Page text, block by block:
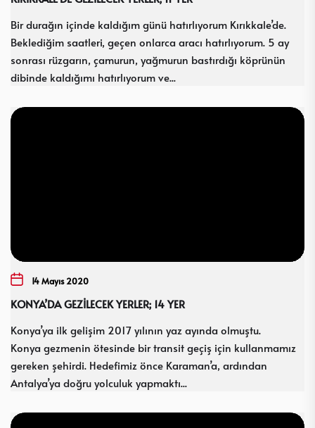
Bir durağın içinde kaldığım günü hatırlıyorum Kırıkkale’de.
Beklediğim saatleri, geçen onlarca aracı hatırlıyorum. 5 ay
sonrası rüzgarın, çamurun, yağmurun bastırdığı köprünün
dibinde kaldığımı hatırlıyorum ve...
14 Mayıs 2020
KONYA’DA GEZİLECEK YERLER; 14 YER
Konya’ya ilk gelişim 2017 yılının yaz ayında olmuştu.
Konya gezmenin ötesinde bir transit geçiş için kullanmamız
gereken şehirdi. Hedefimiz önce Karaman’a, ardından
Antalya’ya doğru yolculuk yapmaktı...